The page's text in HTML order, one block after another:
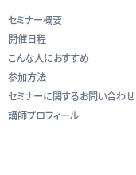
セミナー概要
開催日程
こんな人におすすめ
参加方法
セミナーに関するお問い合わせ
講師プロフィール